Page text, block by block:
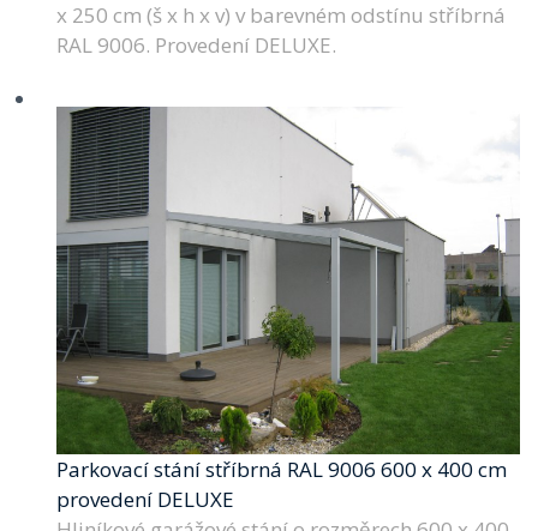
x 250 cm (š x h x v) v barevném odstínu stříbrná
RAL 9006. Provedení DELUXE.
Parkovací stání stříbrná RAL 9006 600 x 400 cm
provedení DELUXE